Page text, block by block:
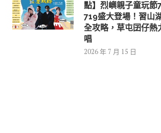
點】烈嶼親子童玩節
719盛大登場！習山
全攻略，草屯囝仔熱
唱
2026 年 7 月 15 日